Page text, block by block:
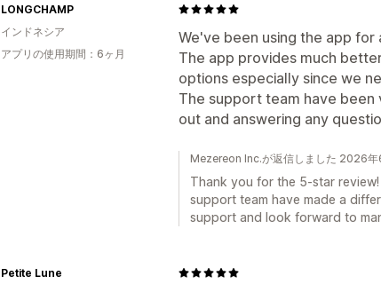
We've been using the app for
The app provides much
options especially since we
The support team have
out and answering any
LONGCHAMP
インドネシア
アプリの使用期間：6ヶ月
Mezereon Inc.が返信しました 2026年
Thank you for the 5-star
support team have made a
support and look forward to
Petite Lune